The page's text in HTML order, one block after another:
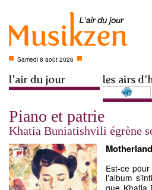
Samedi 8 août 2026
Piano et patrie
Khatia Buniatishvili égrène
Motherland
Est-ce
l’album